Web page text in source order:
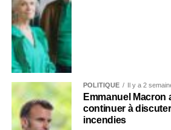
POLITIQUE Il y a 2
Emmanuel Macron
continuer à
incendies